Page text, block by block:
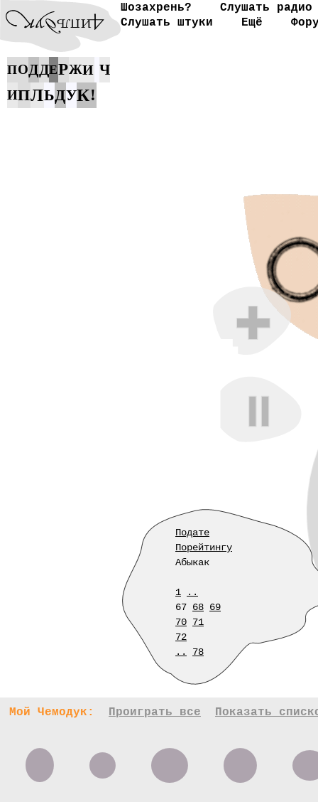
Шозахрень?
Слушать радио
Слушать штуки
Ещё
ПОДДЕРЖИ Ч
ИПЛЬДУК!
Подате
Порейтингу
Абыкак
1
..
67 68 69
70 71
72
..
78
Мой Чемодук: Проиграть все Показать